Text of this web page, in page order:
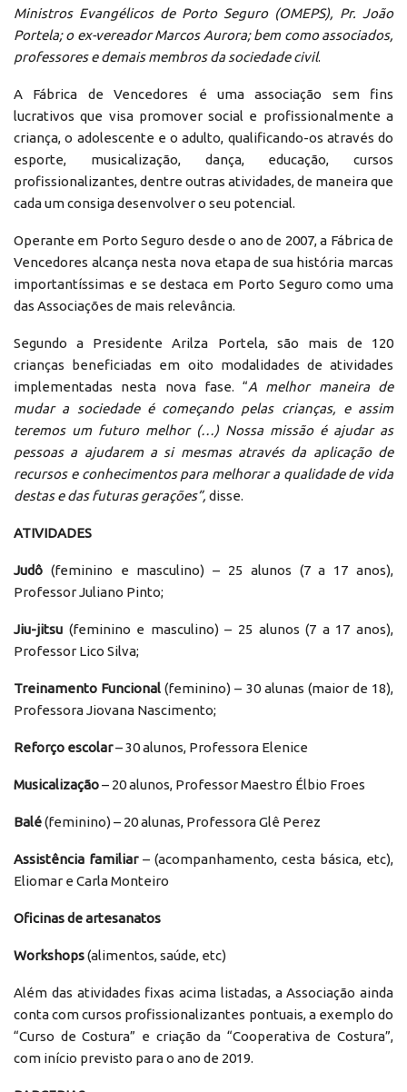
Ministros Evangélicos de Porto Seguro (OMEPS), Pr. João
Portela; o ex-vereador Marcos Aurora; bem como associados,
professores e demais membros da sociedade civil.
A Fábrica de Vencedores é uma associação sem fins
lucrativos que visa promover social e profissionalmente a
criança, o adolescente e o adulto, qualificando-os através do
esporte, musicalização, dança, educação, cursos
profissionalizantes, dentre outras atividades, de maneira que
cada um consiga desenvolver o seu potencial.
Operante em Porto Seguro desde o ano de 2007, a Fábrica de
Vencedores alcança nesta nova etapa de sua história marcas
importantíssimas e se destaca em Porto Seguro como uma
das Associações de mais relevância.
Segundo a Presidente Arilza Portela, são mais de 120
crianças beneficiadas em oito modalidades de atividades
implementadas nesta nova fase. “A melhor maneira de
mudar a sociedade é começando pelas crianças, e assim
teremos um futuro melhor (…) Nossa missão é ajudar as
pessoas a ajudarem a si mesmas através da aplicação de
recursos e conhecimentos para melhorar a qualidade de vida
destas e das futuras gerações”, disse.
ATIVIDADES
Judô (feminino e masculino) – 25 alunos (7 a 17 anos),
Professor Juliano Pinto;
Jiu-jitsu (feminino e masculino) – 25 alunos (7 a 17 anos),
Professor Lico Silva;
Treinamento Funcional (feminino) – 30 alunas (maior de 18),
Professora Jiovana Nascimento;
Reforço escolar– 30 alunos, Professora Elenice
Musicalização– 20 alunos, Professor Maestro Élbio Froes
Balé(feminino) – 20 alunas, Professora Glê Perez
Assistência familiar– (acompanhamento, cesta básica, etc),
Eliomar e Carla Monteiro
Oficinas de artesanatos
Workshops(alimentos, saúde, etc)
Além das atividades fixas acima listadas, a Associação ainda
conta com cursos profissionalizantes pontuais, a exemplo do
“Curso de Costura” e criação da “Cooperativa de Costura”,
com início previsto para o ano de 2019.